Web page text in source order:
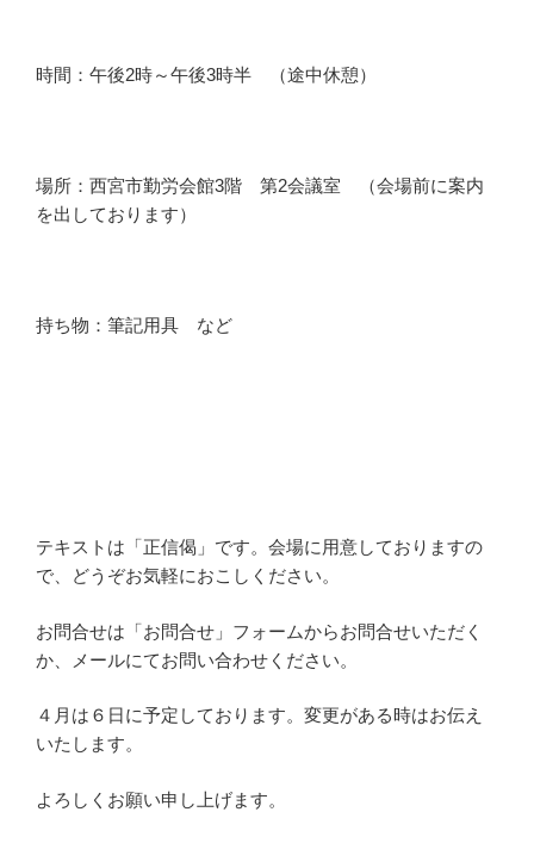
時間：午後2時～午後3時半 （途中休憩）
場所：西宮市勤労会館3階 第2会議室 （会場前に案内
を出しております）
持ち物：筆記用具 など
テキストは「正信偈」です。会場に用意しておりますの
で、どうぞお気軽におこしください。
お問合せは「お問合せ」フォームからお問合せいただく
か、メールにてお問い合わせください。
４月は６日に予定しております。変更がある時はお伝え
いたします。
よろしくお願い申し上げます。